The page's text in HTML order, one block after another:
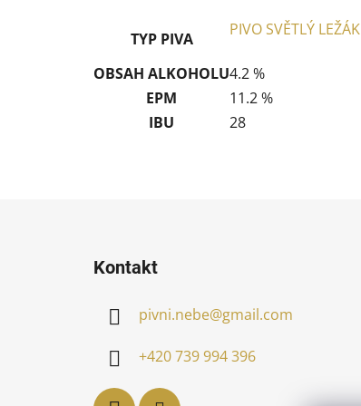
TYP PIVA PIVO SVĚTLÝ LEŽÁK
OBSAH ALKOHOLU4.2 %
EPM
11.2 %
IBU
28
Kontakt
pivni.nebe@gmail.com
+420 739 994 396